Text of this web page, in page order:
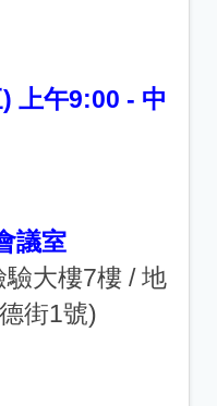
上午9:00 - 中
議室
大樓7樓 / 地
街1號)